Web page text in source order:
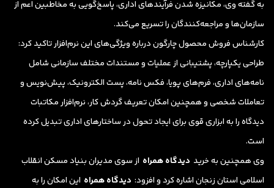
به گفته وی،‌ مکانیزه شدن فرآیندهای اداری، پاسخ‌گویی به مخاطبین اعم از
سازمان‌ها و مراجعه‌کنندگان را تسریع می‌کند.
کارشناس فروش محصول چارگون درباره ویژگی‌های این نرم‌افزار تاکید کرد:
طراحی یکپارچه، پشتیبانی از عملیات و مستندات مختلف سازمانی شامل
نامه‌های اداری، فرم‌های پویا، فکس نامه، پست الکترونیک، پیش‌نویس و
تعاملات شخصی و همچنین امکان تعریف گردش کار، نرم‌افزار مکاتبات
دیدگاه را به ابزاری قوی برای ایجاد تحول در ساختارهای اداری تبدیل کرده
است.
وی همچنین به خرید دیدگاه همراه از سوی مدیران بنیاد مسکن انقلاب
اسلامی استان زنجان اشاره کرد و افزود: دیدگاه همراه این امکان را به